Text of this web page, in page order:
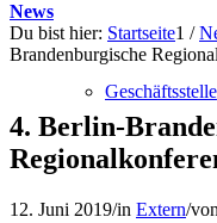
Geschäftsstelle
News
Du bist hier: Startseite1 /
Brandenburgische
4. Berlin-
12. Juni 2019/in Extern/von